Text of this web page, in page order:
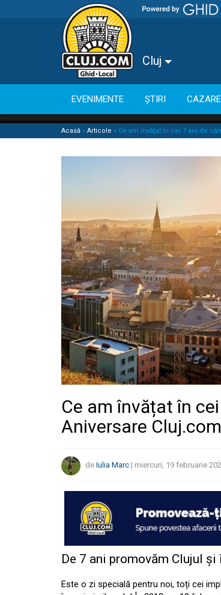
Cluj
EVENIMENTE ȘTIRI CAZARE
Acasă » Articole » Ce am învățat în cei 7 ani de
Ce am învățat în
Aniversare Cluj.com
de Iulia Marc | miercuri, 19 februarie
De 7 ani promovăm Clujul
Este o zi specială pentru noi, toți cei